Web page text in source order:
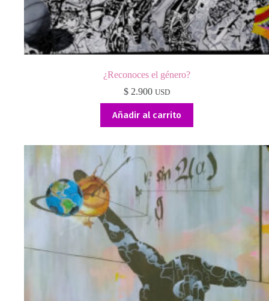
¿Reconoces el género?
$2.900 USD
Añadir al carrito